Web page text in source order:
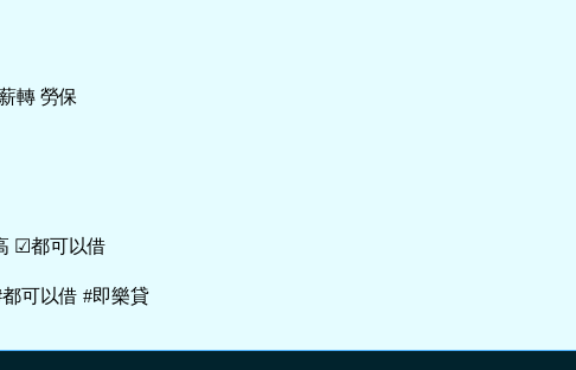
轉 勞保
☑都可以借
可以借 #即樂貸